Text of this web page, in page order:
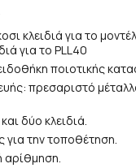
κλειδιά για το
για το PLL40
ποιοτικής
πρεσαριστό
δύο κλειδιά.
για την τοποθέτηση.
αρίθμηση.